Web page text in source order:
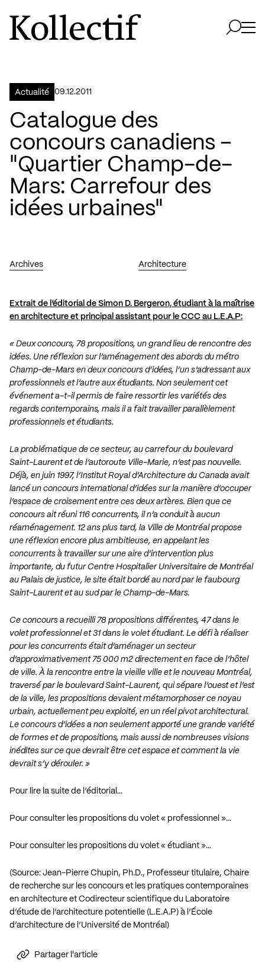
Aller à la page d'accueil
Logo Kollectif
Actualité 09.12.2011
Catalogue des
concours canadiens –
"Quartier Champ-de-
Mars: Carrefour des
idées urbaines"
Archives Architecture
Extrait de l’éditorial de Simon D. Bergeron, étudiant à la maîtrise
en architecture et principal assistant pour le CCC au L.E.A.P:
« Deux concours, 78 propositions, un grand lieu de rencontre des
idées. Une réflexion sur l’aménagement des abords du métro
Champ-de-Mars en deux concours d’idées, l’un s’adressant aux
professionnels et l’autre aux étudiants. Non seulement cet
événement a-t-il permis de faire ressortir les variétés des
regards contemporains, mais il a fait travailler parallèlement
professionnels et étudiants.
La problématique de ce secteur, au carrefour du boulevard
Saint-Laurent et de l’autoroute Ville-Marie, n’est pas nouvelle.
Déjà, en juin 1997, l’Institut Royal d’Architecture du Canada avait
lancé un concours international d’idées sur la manière d’occuper
l’espace de croisement entre ces deux artères. Bien que ce
concours ait réuni 116 concurrents, il n’a conduit à aucun
réaménagement. 12 ans plus tard, la Ville de Montréal propose
une réflexion encore plus ambitieuse, en appelant les
concurrents à travailler sur une aire d’intervention plus
importante, du futur Centre Hospitalier Universitaire de Montréal
au Palais de justice, le site était bordé au nord par le faubourg
Saint-Laurent et au sud par le Champ-de-Mars.
Ce concours a recueilli 78 propositions différentes, 47 dans le
volet professionnel et 31 dans le volet étudiant. Le défi à réaliser
pour les concurrents était d’aménager un secteur
d’approximativement 75 000 m2 directement en face de l’hôtel
de ville. À la rencontre entre la vieille ville et le nouveau Montréal,
traversé par le boulevard Saint-Laurent, qui sépare l’ouest et l’est
de la ville, les propositions devaient métamorphoser ce noyau
urbain, actuellement peu exploité, en un réel pivot architectural.
Le concours d’idées a non seulement apporté une grande variété
de formes et de propositions, mais aussi de nombreuses visions
inédites sur ce que devrait être cet espace et comment la vie
devrait s’y dérouler. »
Pour lire la suite de l’éditorial…
Pour consulter les propositions du volet « professionnel »…
Pour consulter les propositions du volet « étudiant »…
(Source: Jean-Pierre Chupin, Ph.D., Professeur titulaire, Chaire
de recherche sur les concours et les pratiques contemporaines
en architecture et Codirecteur scientifique du Laboratoire
d’étude de l’architecture potentielle (L.E.A.P) à l’École
d’architecture de l’Université de Montréal)
Partager l'article